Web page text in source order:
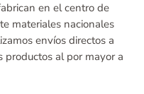
en el centro de
materiales nacionales
envíos directos a
productos al por mayor a